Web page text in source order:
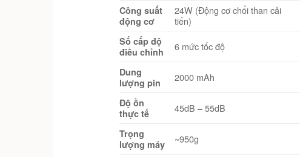
Công suất
động cơ
24W (Động cơ chổi than cải
tiến)
Số cấp độ
điều chỉnh
6 mức tốc độ
Dung
lượng pin
2000 mAh
Độ ồn
thực tế
45dB – 55dB
Trọng
lượng máy
~950g